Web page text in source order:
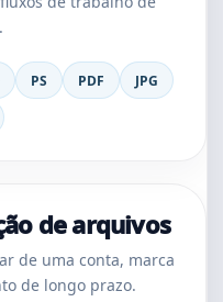
PS PDF
JPG
de arquivos
de uma conta, marca
de longo prazo.